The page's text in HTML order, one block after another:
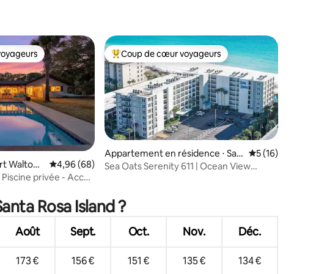
65 commentaires : 4,94 sur 5
les plus appréciés
Walton
Évaluation moyenne sur la base de 68 commentaires : 4,96 sur 5
4,96 (68)
privée - Accès
Coups de cœur voyageurs les plus appréciés
Coup de cœur voyageurs
Appartement en résidence ⋅ San
ta Rosa Island
Évaluation
5 (16)
Sea Oats Serenity 611 | Ocean View
Rosa Island ?
Août Sept. Oct. Nov. Déc.
173 € 156 € 151 € 135 € 134 €